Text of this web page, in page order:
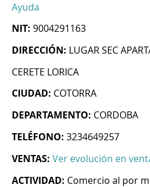
Ayuda
NIT: 9004291163
DIRECCIÓN: LUGAR SEC
CERETE LORICA
CIUDAD: COTORRA
DEPARTAMENTO: CORDOBA
TELÉFONO: 3234649257
VENTAS: Ver evolución en
ACTIVIDAD: Comercio al por